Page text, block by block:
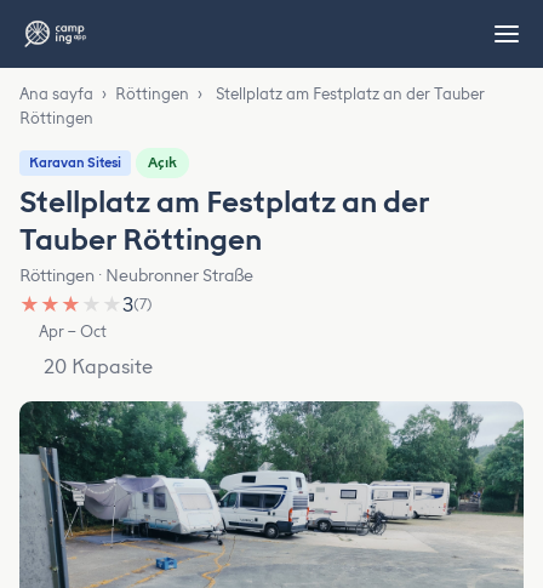
Ana sayfa › Röttingen ›
Stellplatz am Festplatz an der Tauber
Röttingen
Karavan Sitesi Açık
Stellplatz am Festplatz an der
Tauber Röttingen
Röttingen · Neubronner Straße
★ ★ ★ ★ ★3(7)
Apr – Oct
20 Kapasite